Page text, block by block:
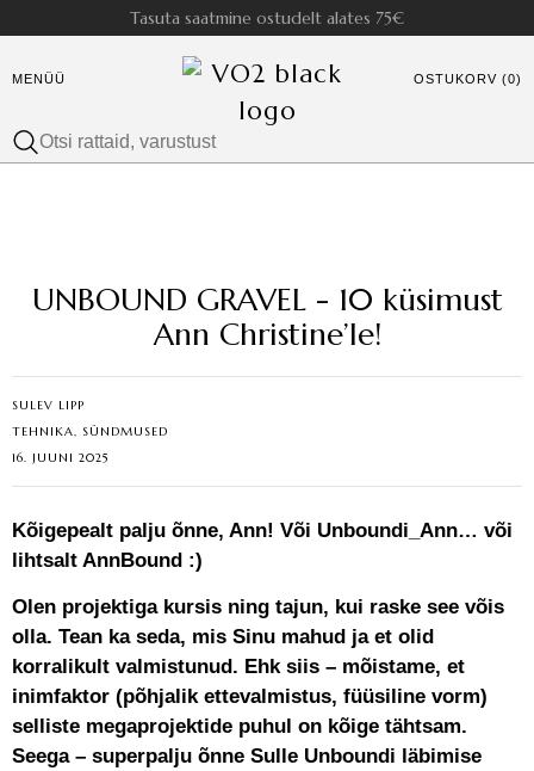
Tasuta saatmine ostudelt alates 75€
MENÜÜ OSTUKORV (0)
UNBOUND GRAVEL - 10 küsimust
Ann Christine’le!
SULEV LIPP
TEHNIKA, SÜNDMUSED
16. JUUNI 2025
Kõigepealt palju õnne, Ann! Või Unboundi_Ann… või
lihtsalt AnnBound :)
Olen projektiga kursis ning tajun, kui raske see võis
olla. Tean ka seda, mis Sinu mahud ja et olid
korralikult valmistunud. Ehk siis – mõistame, et
inimfaktor (põhjalik ettevalmistus, füüsiline vorm)
selliste megaprojektide puhul on kõige tähtsam.
Seega – superpalju õnne Sulle Unboundi läbimise